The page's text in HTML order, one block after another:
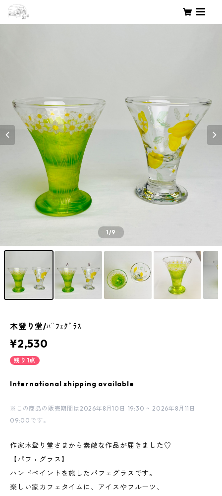
1/9
木登り堂/ﾊﾟﾌｪｸﾞﾗｽ
¥2,530
残り1点
International shipping available
※この商品の販売期間は2026年8月10日 19:30 ~ 2026年8月11日
09:00です。
作家木登り堂さまから素敵な作品が届きました♡
【パフェグラス】
ハンドペイントを施したパフェグラスです。
楽しい家カフェタイムに、アイスやフルーツ、